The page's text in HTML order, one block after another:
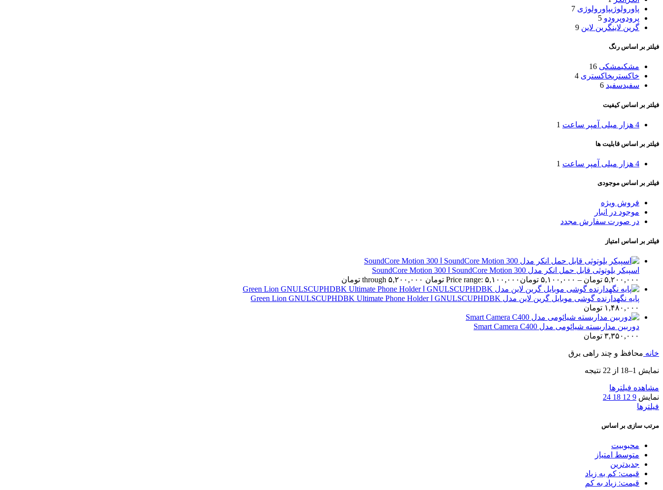
پاورولوژیپاورولوژی 7
پرودوپرودو 5
گرین لاینگرین لاین 9
فیلتر بر اساس رنگ
مشکیمشکی 16
خاکستریخاکستری 4
سفیدسفید 6
فیلتر بر اساس کیفیت
4 هزار میلی آمپر ساعت 1
فیلتر بر اساس قابلیت ها
4 هزار میلی آمپر ساعت 1
فیلتر بر اساس موجودی
فروش ویژه
موجود در انبار
در صورت سفارش مجدد
فیلتر بر اساس امتیاز
اسپیکر بلوتوثی قابل حمل انکر مدل SoundCore Motion 300 ا SoundCore Motion 300
۵,۲۰۰,۰۰۰ تومان – ۵,۱۰۰,۰۰۰ تومان Price range: ۵,۱۰۰,۰۰۰ تومان through ۵,۲۰۰,۰۰۰ تومان
پایه نگهدارنده گوشی موبایل گرین لاین مدل GNULSCUPHDBK ا Green Lion GNULSCUPHDBK Ultimate Phone Holder
۱,۴۸۰,۰۰۰ تومان
دوربین مداربسته شیائومی مدل Smart Camera C400
۳,۳۵۰,۰۰۰ تومان
خانه محافظ و چند راهی برق
نمایش 1–18 از 22 نتیجه
مشاهده فیلترها
نمایش 9
12
18
24
فیلترها
مرتب سازی بر اساس
محبوبیت
متوسط امتیاز
جدیدترین
قیمت: کم به زیاد
قیمت: زیاد به کم